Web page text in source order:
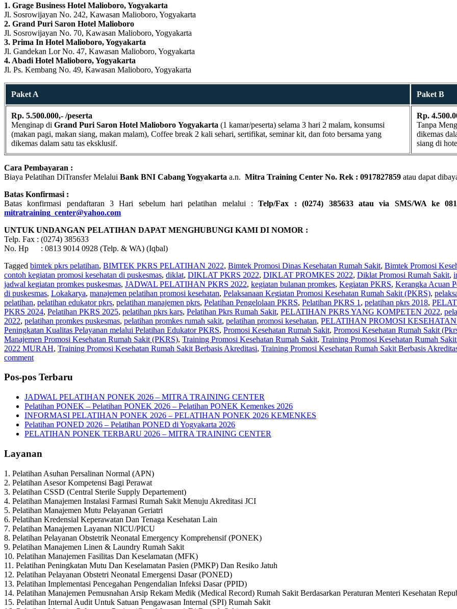
1. Grage Business Hotel Malioboro, Yogyakarta
Jl. Sosrowijayan No. 242, Kawasan Malioboro, Yogyakarta
2. Grand Puri Saron Hotel Malioboro
Jl. Sosrowijayan No. 70, Kawasan Malioboro, Yogyakarta
3. Prima In Hotel Malioboro, Yogyakarta
Jl. Gandekan Lor No. 47, Kawasan Malioboro, Yogyakarta
4. Abadi Hotel Malioboro, Yogyakarta
Jl. Ps. Kembang No. 49, Kawasan Malioboro, Yogyakarta
Paket A Paket B
Rp. 5.500.000,- /peserta
Menginap di Grand Puri Saron Hotel Malioboro Yogyakarta (1 kamar/peserta) selama 3 hari 2 malam, konsumsi
(makan pagi, makan siang, makan malam), Coffee break 2 kali sehari, sertifikat, seminar kit, dan foto bersama yang
dikemas dalam satu tas eksklusif.
Rp.
Tanpa
dikemas
siang di
Cara Pembayaran :
Biaya Pelatihan DiTransfer Melalui Bank BNI Cabang Yogyakarta a.n. Mitra Training Center No. Rek : 0917827859 atau dapat
Batas Konfirmasi :
Batas konfirmasi pendaftaran 3 Hari sebelum hari pelatihan melalui :Telp/Fax : (0274) 385633 atau via SMS/WA ke
mitratraining_center@yahoo.com
UNTUK UNDANGAN PELATIHAN DAPAT MENGHUBUNGI KAMI DI NOMOR :
Telp. Fax : (0274) 385633
No. Hp : 0813 9014 0928 (Telp. & WA) (Iqbal)
Tagged bimtek pkrs pelatihan, BIMTEK PKRS PELATIHAN 2022, Bimtek Promosi Dinas Kesehatan Rumah Sakit, Bimtek Promosi
contoh kegiatan promosi kesehatan di puskesmas, diklat, DIKLAT PKRS 2022, DIKLAT PROMKES 2022, Diklat Promosi Rumah Sakit,
jadwal kegiatan promkes puskesmas, JADWAL PELATIHAN PKRS 2022, kegiatan bulanan promkes, Kegiatan PKRS, Kerangka Acuan
di puskesmas, Lokakarya, manajemen pelatihan promosi kesehatan, Pelaksanaan Kegiatan Promosi Kesehatan Rumah Sakit (PKRS),
pelatihan, pelatihan edukator pkrs, pelatihan manajemen pkrs, Pelatihan Pengelolaan PKRS, Pelatihan PKRS 1 , pelatihan pkrs 2018,
PKRS 2024, Pelatihan PKRS 2025, pelatihan pkrs kars, Pelatihan Pkrs Rumah Sakit, PELATIHAN PKRS YANG KOMPETEN 2022,
2022, pelatihan promkes puskesmas, pelatihan promkes rumah sakit, pelatihan promosi kesehatan, PELATIHAN PROMOSI KESEHATAN
Peningkatan Kualitas Pelayanan melalui Pelatihan Edukator PKRS, Promosi Kesehatan Rumah Sakit, Promosi Kesehatan Rumah Sakit
Manajemen Promosi Kesehatan Rumah Sakit (PKRS), Training Promosi Kesehatan Rumah Sakit, Training Promosi Kesehatan Rumah
2022 MURAH, Training Promosi Kesehatan Rumah Sakit Berbasis Akreditasi, Training Promosi Kesehatan Rumah Sakit Berbasis
comment
Pos-pos Terbaru
JADWAL PELATIHAN PONEK 2026 – MITRA TRAINING CENTER
Pelatihan PONEK – Pelatihan PONEK 2026 – Pelatihan PONEK Kemenkes 2026
INFORMASI PELATIHAN PONEK 2026 – PELATIHAN PONEK 2026 KEMENKES
Pelatihan PONED 2026 – Pelatihan PONED di Yogyakarta 2026
PELATIHAN PONEK TERBARU 2026 – MITRA TRAINING CENTER
Layanan
1. Pelatihan Asuhan Persalinan Normal (APN)
2. Pelatihan Asesor Kompetensi Bagi Perawat
3. Pelatihan CSSD (Central Sterile Supply Departement)
4. Pelatihan Manajemen Instalasi Farmasi Rumah Sakit Menuju Akreditasi JCI
5. Pelatihan Manajemen Mutu Pelayanan Geriatri
6. Pelatihan Kredensial Keperawatan Dan Tenaga Kesehatan Lain
7. Pelatihan Manajemen Layanan NICU/PICU
8. Pelatihan Pelayanan Obstetrik Neonatal Emergency Komprehensif (PONEK)
9. Pelatihan Manajemen Linen & Laundry Rumah Sakit
10. Pelatihan Manajemen Fasilitas Dan Keselamatan (MFK)
11. Pelatihan Peningkatan Mutu Dan Keselamatan Pasien (PMKP) Dan Resiko Jatuh
12. Pelatihan Pelayanan Obstetri Neonatal Emergensi Dasar (PONED)
13. Pelatihan Implementasi Pencegahan Pengendalian Infeksi Dasar (PPID)
14. Pelatihan Manajemen Pemusnahan Arsip Rekam Medik (Medical Record) Rumah Sakit Berdasarkan Peraturan Menteri Kesehatan
15. Pelatihan Internal Audit Untuk Satuan Pengawasan Internal (SPI) Rumah Sakit